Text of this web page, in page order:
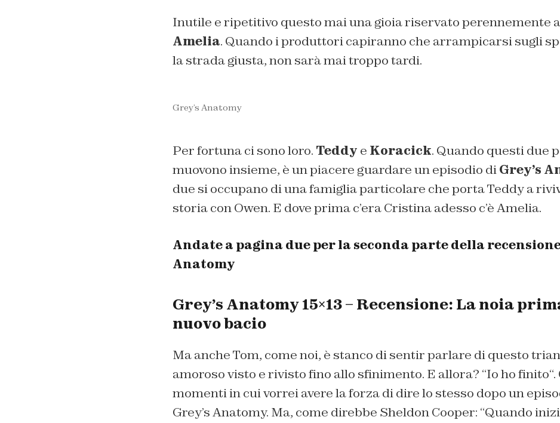
Inutile e ripetitivo questo mai una gioia riservato perennemente
Amelia. Quando i produttori capiranno che arrampicarsi sugli
la strada giusta, non sarà mai troppo tardi.
Grey’s Anatomy
Per fortuna ci sono loro. Teddy e Koracick. Quando questi due
muovono insieme, è un piacere guardare un episodio diGrey’s
due si occupano di una famiglia particolare che porta Teddy a
storia con Owen. E dove prima c’era Cristina adesso c’è Amelia.
Andate a pagina due per la seconda parte della recensione
Anatomy
Grey’s Anatomy 15×13 – Recensione: La noia
nuovo bacio
Ma anche Tom, come noi, è stanco di sentir parlare di questo
amoroso visto e rivisto fino allo sfinimento. E allora? “Io ho finito
momenti in cui vorrei avere la forza di dire lo stesso dopo un
Grey’s Anatomy. Ma, come direbbe Sheldon Cooper: “Quando